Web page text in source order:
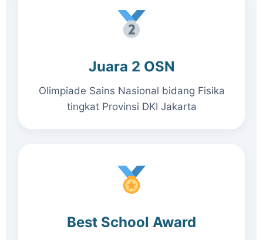
Juara 2 OSN
Olimpiade Sains Nasional bidang Fisika
tingkat Provinsi DKI Jakarta
Best School Award